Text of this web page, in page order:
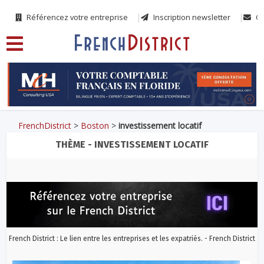
Référencez votre entreprise Inscription newsletter
FrenchDistrict > Boston >investissement locatif
THÈME - INVESTISSEMENT LOCATIF
French District : Le lien entre les entreprises et les expatriés. - French District